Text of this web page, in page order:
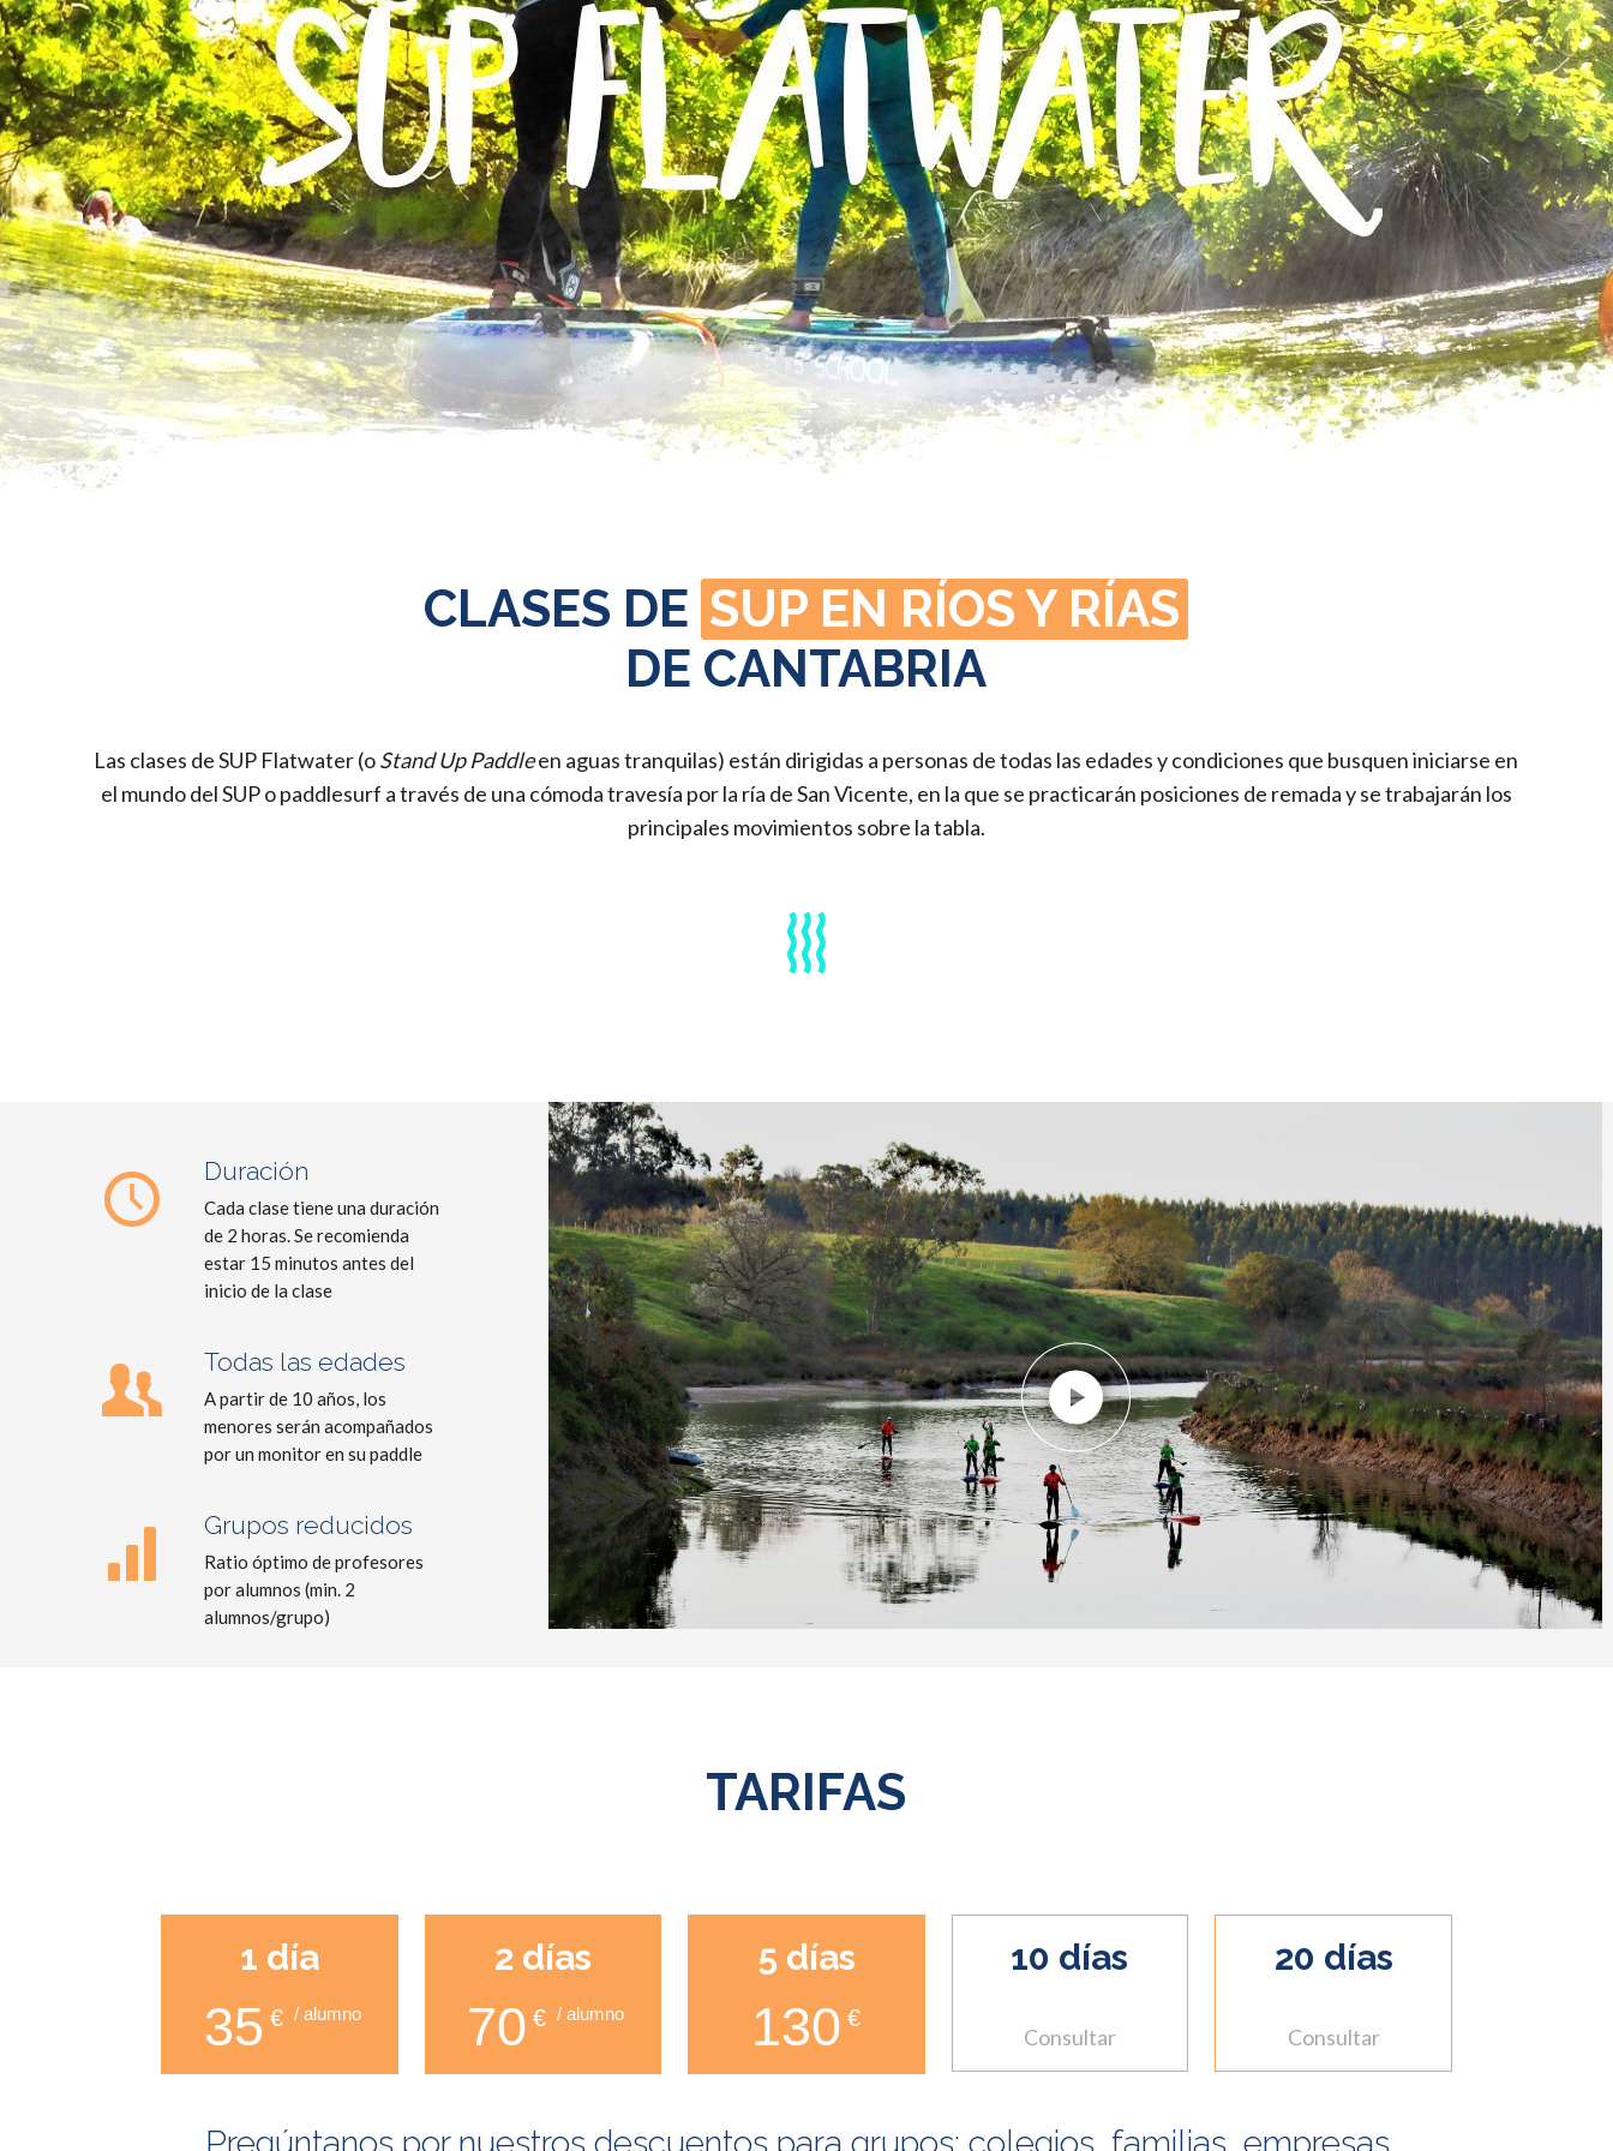
CLASES DE SUP EN RÍOS Y RÍAS
DE CANTABRIA
Las clases de SUP Flatwater (oStand Up Paddleen aguas tranquilas) están dirigidas a personas de todas las edades y condiciones que busquen iniciarse en
el mundo del SUP o paddlesurf a través de una cómoda travesía por la ría de San Vicente, en la que se practicarán posiciones de remada y se trabajarán los
principales movimientos sobre la tabla.
Duración
Cada clase tiene una duración
de 2 horas. Se recomienda
estar 15 minutos antes del
inicio de la clase
Todas las edades
A partir de 10 años, los
menores serán acompañados
por un monitor en su paddle
Grupos reducidos
Ratio óptimo de profesores
por alumnos (min. 2
alumnos/grupo)
TARIFAS
1 día
35 € / alumno
2 días
70 € / alumno
5 días
130 €
10 días
Consultar
20 días
Consultar